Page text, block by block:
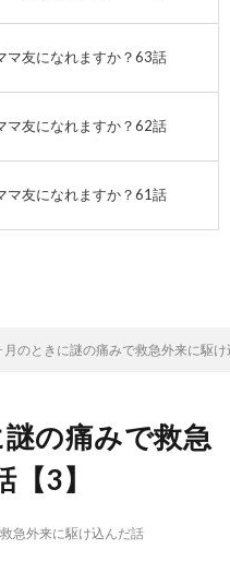
マ友になれますか？63話
マ友になれますか？62話
マ友になれますか？61話
月のときに謎の痛みで救急外来に駆
の痛みで救急
3】
急外来に駆け込んだ話